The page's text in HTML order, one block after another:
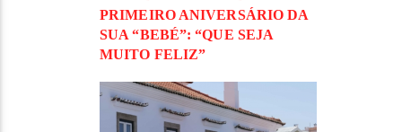
PRIMEIRO ANIVERSÁRIO DA
SUA “BEBÉ”: “QUE SEJA
MUITO FELIZ”